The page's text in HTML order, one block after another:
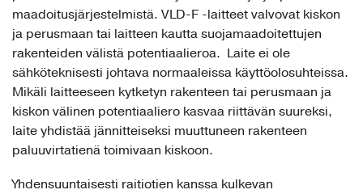
maadoitusjärjestelmistä. VLD-F -laitteet valvovat kiskon
ja perusmaan tai laitteen kautta suojamaadoitettujen
rakenteiden välistä potentiaalieroa. Laite ei ole
sähköteknisesti johtava normaaleissa käyttöolosuhteissa.
Mikäli laitteeseen kytketyn rakenteen tai perusmaan ja
kiskon välinen potentiaaliero kasvaa riittävän suureksi,
laite yhdistää jännitteiseksi muuttuneen rakenteen
paluuvirtatienä toimivaan kiskoon.
Yhdensuuntaisesti raitiotien kanssa kulkevan